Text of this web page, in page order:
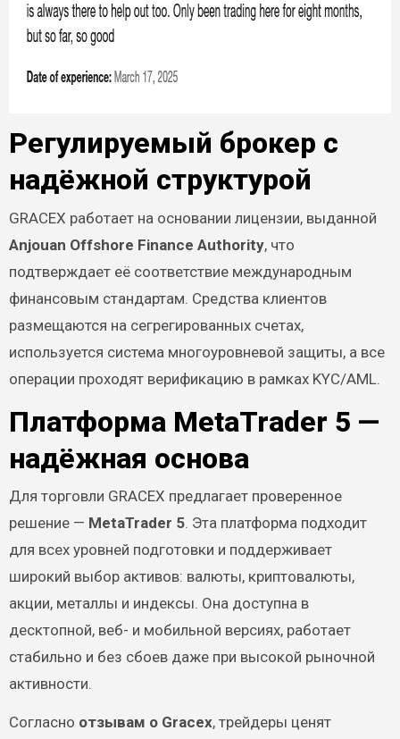
Регулируемый брокер с
надёжной структурой
GRACEX работает на основании лицензии, выданной
Anjouan Offshore Finance Authority, что
подтверждает её соответствие международным
финансовым стандартам. Средства клиентов
размещаются на сегрегированных счетах,
используется система многоуровневой защиты, а все
операции проходят верификацию в рамках KYC/AML.
Платформа MetaTrader 5 —
надёжная основа
Для торговли GRACEX предлагает проверенное
решение — MetaTrader 5. Эта платформа подходит
для всех уровней подготовки и поддерживает
широкий выбор активов: валюты, криптовалюты,
акции, металлы и индексы. Она доступна в
десктопной, веб- и мобильной версиях, работает
стабильно и без сбоев даже при высокой рыночной
активности.
Согласно отзывам о Gracex, трейдеры ценят